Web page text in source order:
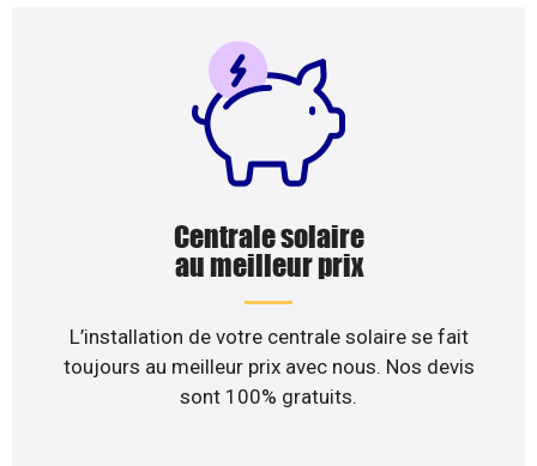
Centrale solaire
au meilleur prix
L’installation de votre centrale solaire se fait
toujours au meilleur prix avec nous. Nos devis
sont 100% gratuits.